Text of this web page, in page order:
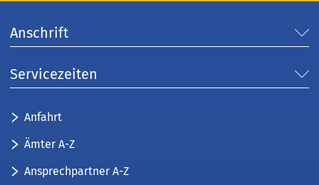
Anschrift
Servicezeiten
Anfahrt
Ämter A-Z
Ansprechpartner A-Z